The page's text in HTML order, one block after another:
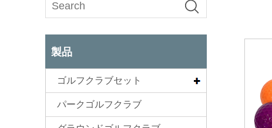
製品
ゴルフクラブセット
パークゴルフクラブ